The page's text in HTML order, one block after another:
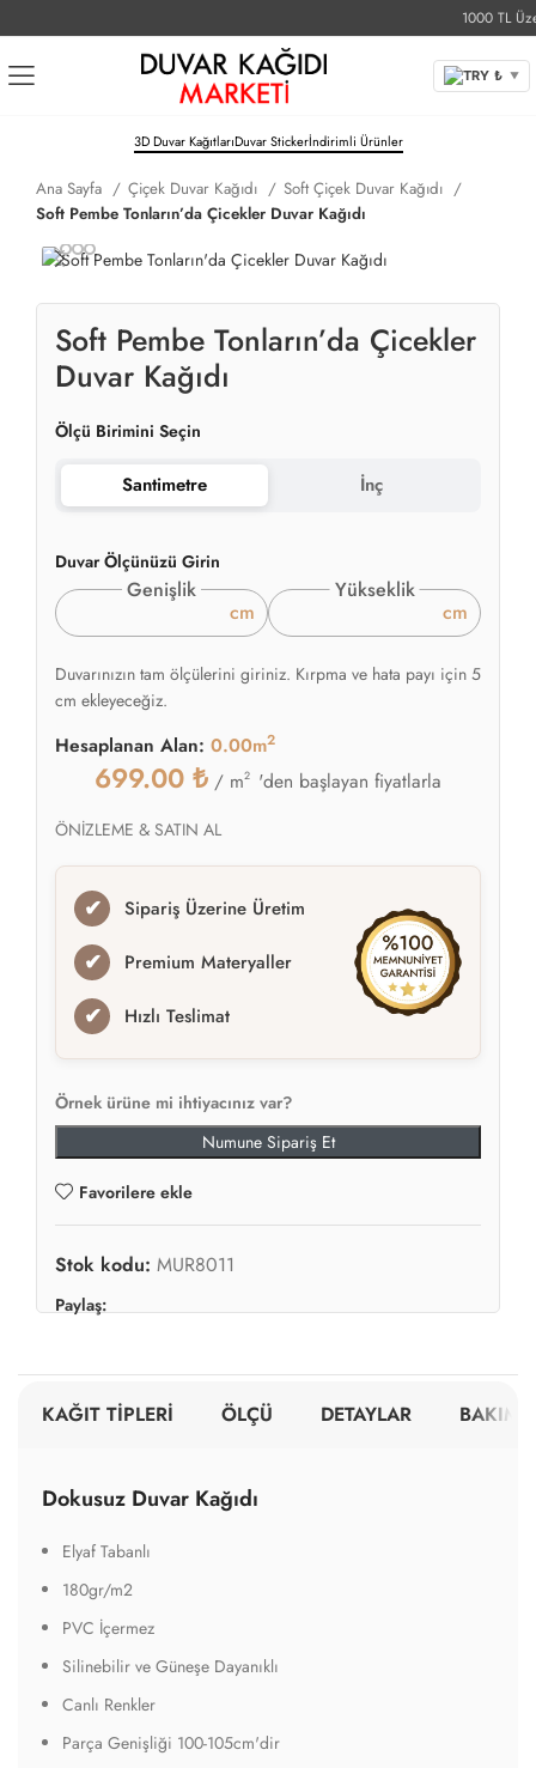
1000 TL
TRY ₺ ▼
3D Duvar KağıtlarıDuvar Stickerİndirimli Ürünler
Ana Sayfa Çiçek Duvar Kağıdı
Soft Çiçek Duvar Kağıdı
Soft Pembe Tonların’da Çicekler Duvar Kağıdı
Soft Pembe Tonların’da Çicekler
Duvar Kağıdı
Ölçü Birimini Seçin
Santimetre İnç
Duvar Ölçünüzü Girin
Genişlik
cm
Yükseklik
cm
Duvarınızın tam ölçülerini giriniz. Kırpma ve hata payı için 5
cm ekleyeceğiz.
Hesaplanan Alan: 0.00m2
699.00 ₺ / m2 'den başlayan fiyatlarla
ÖNİZLEME & SATIN AL
✔ Sipariş Üzerine Üretim
✔ Premium Materyaller
✔ Hızlı Teslimat
Örnek ürüne mi ihtiyacınız var?
Numune Sipariş Et
Favorilere ekle
Stok kodu: MUR8011
Paylaş:
KAĞIT TİPLERİ ÖLÇÜ DETAYLAR BAKIM
Dokusuz Duvar Kağıdı
Elyaf Tabanlı
180gr/m2
PVC İçermez
Silinebilir ve Güneşe Dayanıklı
Canlı Renkler
Parça Genişliği 100-105cm'dir